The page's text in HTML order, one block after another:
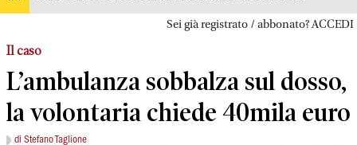
Sei già registrato / abbonato? ACCEDI
Il caso
L’ambulanza sobbalza sul dosso,
la volontaria chiede 40mila euro
di Stefano Taglione